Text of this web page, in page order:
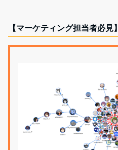
【マーケティング担当者必見】